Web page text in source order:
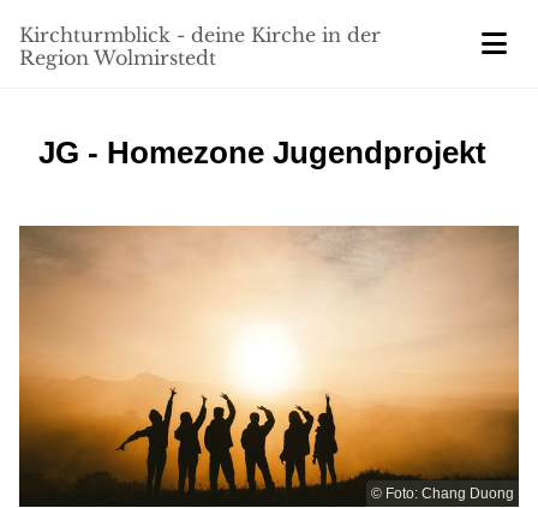
Kirchturmblick - deine Kirche in der
Region Wolmirstedt
JG - Homezone Jugendprojekt
© Foto: Chang Duong